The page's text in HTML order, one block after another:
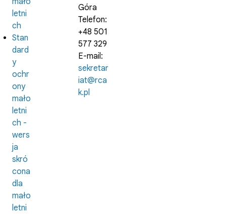
letni
ch
Stan
dard
y
ochr
ony
mało
letni
ch -
wers
ja
skró
cona
dla
mało
letni
Góra
Telefon:
+48 501
577 329
E-mail:
sekretar
iat@rca
k.pl